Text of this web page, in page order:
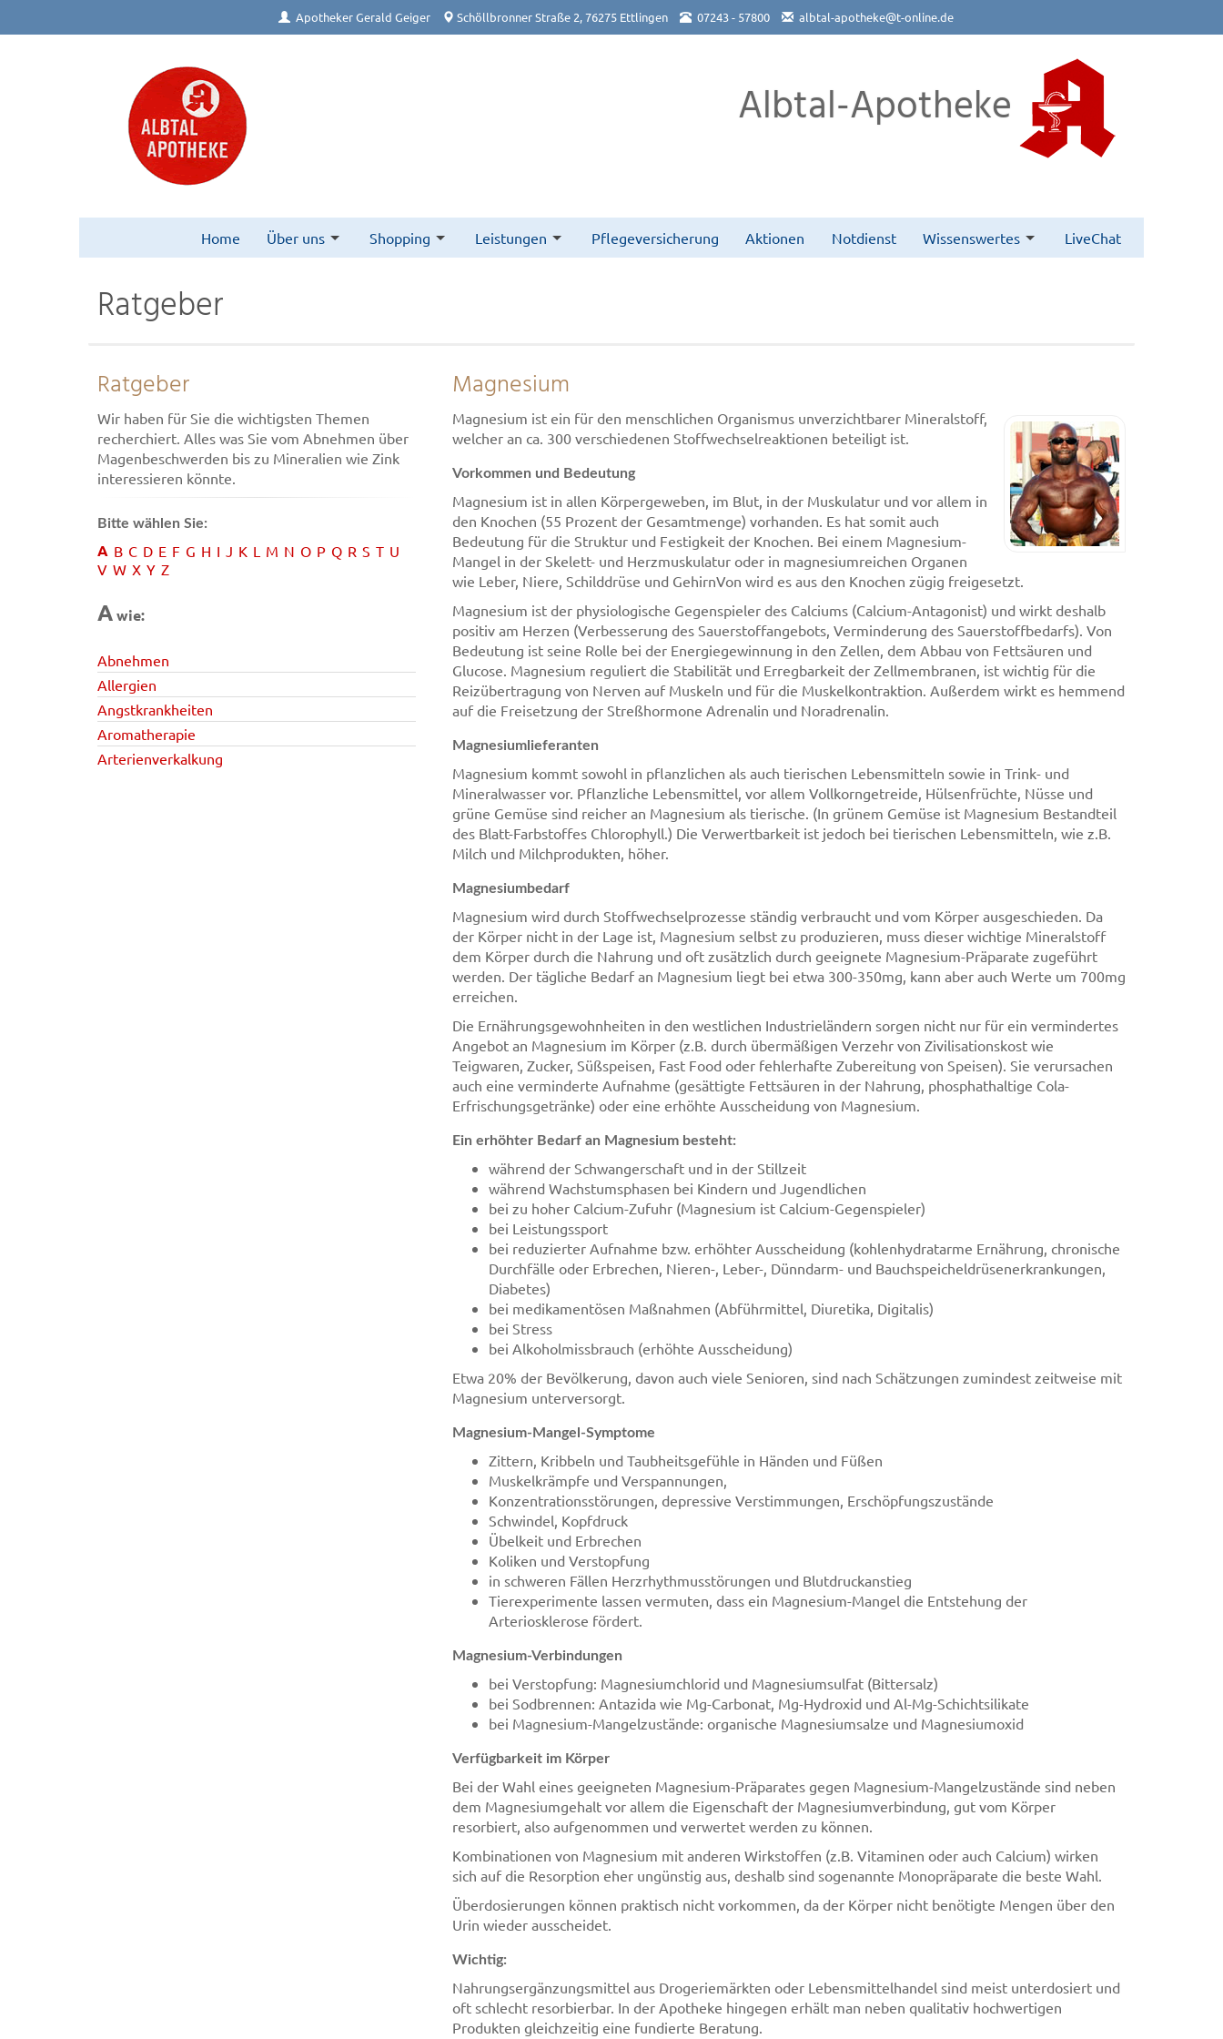
Apotheker Gerald Geiger Schöllbronner Straße 2, 76275 Ettlingen 07243 - 57800 albtal-apotheke@t-online.de
Albtal-Apotheke
Home Über uns Shopping Leistungen Pflegeversicherung Aktionen Notdienst Wissenswertes LiveChat
Ratgeber
Ratgeber
Wir haben für Sie die wichtigsten Themen
recherchiert. Alles was Sie vom Abnehmen über
Magenbeschwerden bis zu Mineralien wie Zink
interessieren könnte.
Bitte wählen Sie:
A B C D E F G H I J K L M N O P Q R S T U
V W X Y Z
Awie:
Abnehmen
Allergien
Angstkrankheiten
Aromatherapie
Arterienverkalkung
Magnesium
Magnesium ist ein für den menschlichen Organismus unverzichtbarer Mineralstoff,
welcher an ca. 300 verschiedenen Stoffwechselreaktionen beteiligt ist.
Vorkommen und Bedeutung
Magnesium ist in allen Körpergeweben, im Blut, in der Muskulatur und vor allem in
den Knochen (55 Prozent der Gesamtmenge) vorhanden. Es hat somit auch
Bedeutung für die Struktur und Festigkeit der Knochen. Bei einem Magnesium-
Mangel in der Skelett- und Herzmuskulatur oder in magnesiumreichen Organen
wie Leber, Niere, Schilddrüse und GehirnVon wird es aus den Knochen zügig freigesetzt.
Magnesium ist der physiologische Gegenspieler des Calciums (Calcium-Antagonist) und wirkt deshalb
positiv am Herzen (Verbesserung des Sauerstoffangebots, Verminderung des Sauerstoffbedarfs). Von
Bedeutung ist seine Rolle bei der Energiegewinnung in den Zellen, dem Abbau von Fettsäuren und
Glucose. Magnesium reguliert die Stabilität und Erregbarkeit der Zellmembranen, ist wichtig für die
Reizübertragung von Nerven auf Muskeln und für die Muskelkontraktion. Außerdem wirkt es hemmend
auf die Freisetzung der Streßhormone Adrenalin und Noradrenalin.
Magnesiumlieferanten
Magnesium kommt sowohl in pflanzlichen als auch tierischen Lebensmitteln sowie in Trink- und
Mineralwasser vor. Pflanzliche Lebensmittel, vor allem Vollkorngetreide, Hülsenfrüchte, Nüsse und
grüne Gemüse sind reicher an Magnesium als tierische. (In grünem Gemüse ist Magnesium Bestandteil
des Blatt-Farbstoffes Chlorophyll.) Die Verwertbarkeit ist jedoch bei tierischen Lebensmitteln, wie z.B.
Milch und Milchprodukten, höher.
Magnesiumbedarf
Magnesium wird durch Stoffwechselprozesse ständig verbraucht und vom Körper ausgeschieden. Da
der Körper nicht in der Lage ist, Magnesium selbst zu produzieren, muss dieser wichtige Mineralstoff
dem Körper durch die Nahrung und oft zusätzlich durch geeignete Magnesium-Präparate zugeführt
werden. Der tägliche Bedarf an Magnesium liegt bei etwa 300-350mg, kann aber auch Werte um 700mg
erreichen.
Die Ernährungsgewohnheiten in den westlichen Industrieländern sorgen nicht nur für ein vermindertes
Angebot an Magnesium im Körper (z.B. durch übermäßigen Verzehr von Zivilisationskost wie
Teigwaren, Zucker, Süßspeisen, Fast Food oder fehlerhafte Zubereitung von Speisen). Sie verursachen
auch eine verminderte Aufnahme (gesättigte Fettsäuren in der Nahrung, phosphathaltige Cola-
Erfrischungsgetränke) oder eine erhöhte Ausscheidung von Magnesium.
Ein erhöhter Bedarf an Magnesium besteht:
während der Schwangerschaft und in der Stillzeit
während Wachstumsphasen bei Kindern und Jugendlichen
bei zu hoher Calcium-Zufuhr (Magnesium ist Calcium-Gegenspieler)
bei Leistungssport
bei reduzierter Aufnahme bzw. erhöhter Ausscheidung (kohlenhydratarme Ernährung, chronische
Durchfälle oder Erbrechen, Nieren-, Leber-, Dünndarm- und Bauchspeicheldrüsenerkrankungen,
Diabetes)
bei medikamentösen Maßnahmen (Abführmittel, Diuretika, Digitalis)
bei Stress
bei Alkoholmissbrauch (erhöhte Ausscheidung)
Etwa 20% der Bevölkerung, davon auch viele Senioren, sind nach Schätzungen zumindest zeitweise mit
Magnesium unterversorgt.
Magnesium-Mangel-Symptome
Zittern, Kribbeln und Taubheitsgefühle in Händen und Füßen
Muskelkrämpfe und Verspannungen,
Konzentrationsstörungen, depressive Verstimmungen, Erschöpfungszustände
Schwindel, Kopfdruck
Übelkeit und Erbrechen
Koliken und Verstopfung
in schweren Fällen Herzrhythmusstörungen und Blutdruckanstieg
Tierexperimente lassen vermuten, dass ein Magnesium-Mangel die Entstehung der
Arteriosklerose fördert.
Magnesium-Verbindungen
bei Verstopfung: Magnesiumchlorid und Magnesiumsulfat (Bittersalz)
bei Sodbrennen: Antazida wie Mg-Carbonat, Mg-Hydroxid und Al-Mg-Schichtsilikate
bei Magnesium-Mangelzustände: organische Magnesiumsalze und Magnesiumoxid
Verfügbarkeit im Körper
Bei der Wahl eines geeigneten Magnesium-Präparates gegen Magnesium-Mangelzustände sind neben
dem Magnesiumgehalt vor allem die Eigenschaft der Magnesiumverbindung, gut vom Körper
resorbiert, also aufgenommen und verwertet werden zu können.
Kombinationen von Magnesium mit anderen Wirkstoffen (z.B. Vitaminen oder auch Calcium) wirken
sich auf die Resorption eher ungünstig aus, deshalb sind sogenannte Monopräparate die beste Wahl.
Überdosierungen können praktisch nicht vorkommen, da der Körper nicht benötigte Mengen über den
Urin wieder ausscheidet.
Wichtig:
Nahrungsergänzungsmittel aus Drogeriemärkten oder Lebensmittelhandel sind meist unterdosiert und
oft schlecht resorbierbar. In der Apotheke hingegen erhält man neben qualitativ hochwertigen
Produkten gleichzeitig eine fundierte Beratung.